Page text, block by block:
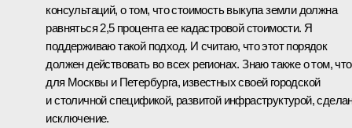
консультаций, о том, что стоимость выкупа земли должна
равняться 2,5 процента ее кадастровой стоимости. Я
поддерживаю такой подход. И считаю, что этот порядок
должен действовать во всех регионах. Знаю также о том, что
для Москвы и Петербурга, известных своей городской
и столичной спецификой, развитой инфраструктурой,
исключение.